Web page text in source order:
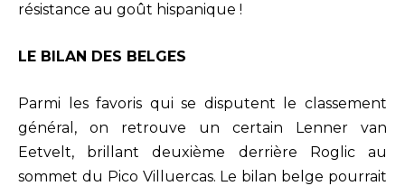
résistance au goût hispanique !
LE BILAN DES BELGES
Parmi les favoris qui se disputent le classement
général, on retrouve un certain Lenner van
Eetvelt, brillant deuxième derrière Roglic au
sommet du Pico Villuercas. Le bilan belge pourrait